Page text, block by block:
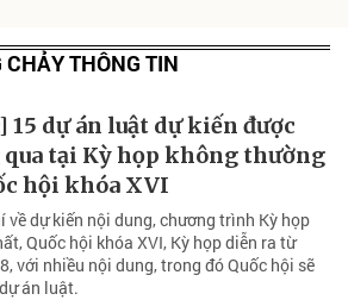
THÔNG TIN
dự án luật dự kiến được
tại Kỳ họp không thường
hội khóa XVI
về dự kiến nội dung, chương trình Kỳ họp
Quốc hội khóa XVI, Kỳ họp diễn ra từ
với nhiều nội dung, trong đó Quốc hội sẽ
án luật.